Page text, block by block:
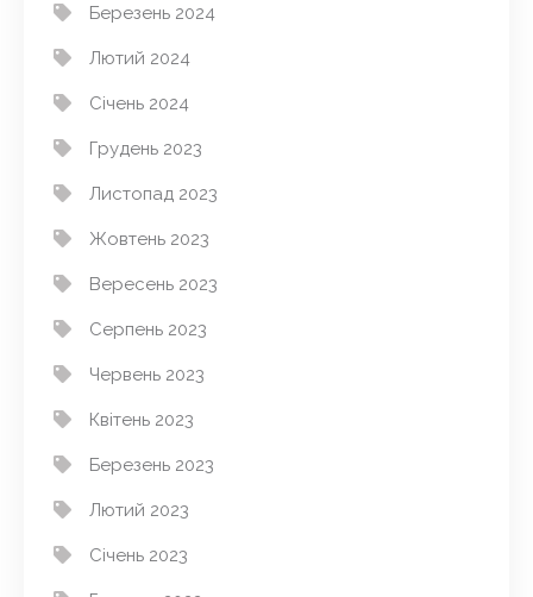
Березень 2024
Лютий 2024
Січень 2024
Грудень 2023
Листопад 2023
Жовтень 2023
Вересень 2023
Серпень 2023
Червень 2023
Квітень 2023
Березень 2023
Лютий 2023
Січень 2023